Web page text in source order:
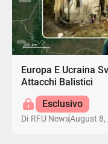
Europa E Ucraina
Attacchi Balistici
Esclusivo
Di RFU NewsAugust 8,